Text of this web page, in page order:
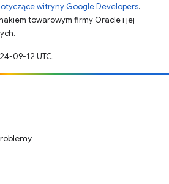
witryny Google Developers.
towarowym firmy Oracle i jej
09-12 UTC.